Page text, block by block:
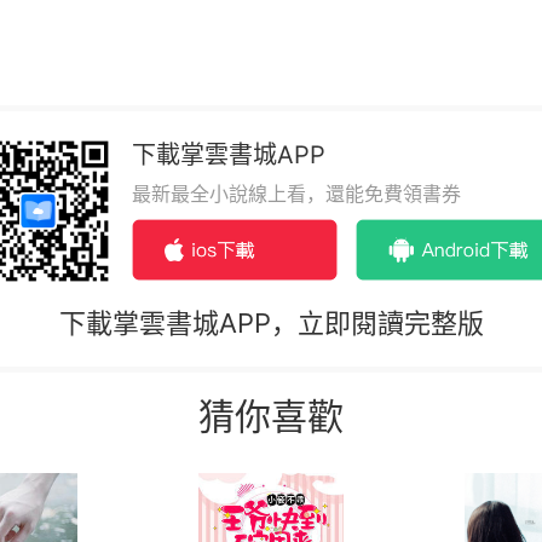
下載掌雲書城APP
最新最全小說線上看，還能免費領書券
下載掌雲書城APP，立即閱讀完整版
猜你喜歡